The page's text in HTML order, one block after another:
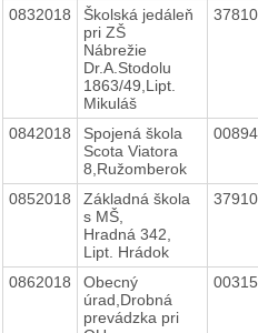
0832018
Školská jedáleň
pri ZŠ
Nábrežie
Dr.A.Stodolu
1863/49,Lipt.
Mikuláš
0842018
Spojená škola
Scota Viatora
8,Ružomberok
0852018
Základná škola
s MŠ,
Hradná 342,
Lipt. Hrádok
0862018
Obecný
úrad,Drobná
prevádzka pri